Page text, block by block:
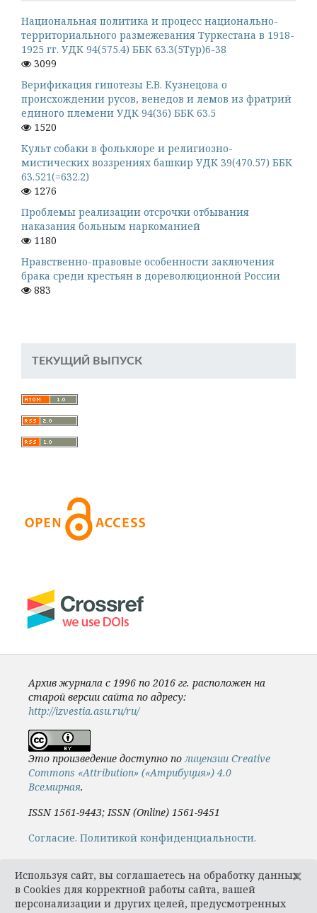
Национальная политика и процесс национально-
территориального размежевания Туркестана в 1918-
1925 гг. УДК 94(575.4) ББК 63.3(5Тур)6-38
3099
Верификация гипотезы Е.В. Кузнецова о
происхождении русов, венедов и лемов из фратрий
единого племени УДК 94(36) ББК 63.5
1520
Культ собаки в фольклоре и религиозно-
мистических воззрениях башкир УДК 39(470.57) ББК
63.521(=632.2)
1276
Проблемы реализации отсрочки отбывания
наказания больным наркоманией
1180
Нравственно-правовые особенности заключения
брака среди крестьян в дореволюционной России
883
ТЕКУЩИЙ ВЫПУСК
Архив журнала с 1996 по 2016 гг. расположен на
старой версии сайта по адресу:
http://izvestia.asu.ru/ru/
Это произведение доступно полицензии Creative
Commons «Attribution» («Атрибуция») 4.0
Всемирная.
ISSN 1561-9443; ISSN (Online) 1561-9451
Cогласие. Политикой конфиденциальности.
Используя сайт, вы соглашаетесь на обработку данных
в Cookies для корректной работы сайта, вашей
персонализации и других целей, предусмотренных
×